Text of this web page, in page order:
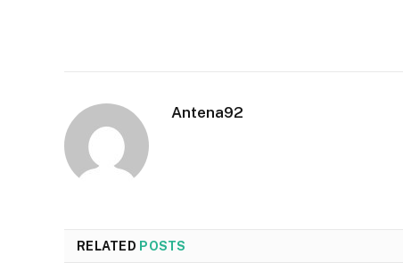
Antena92
RELATED POSTS